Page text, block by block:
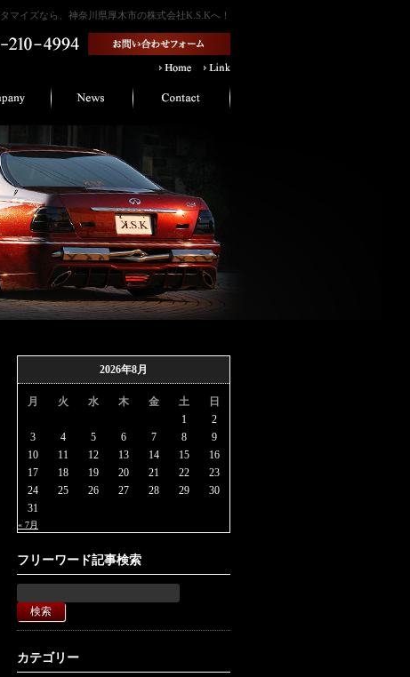
マイズなら、神奈川県厚木市の株式会社K.S.Kへ！
2026年8月
月 火 水 木 金 土
日
1
2
3
4 5 6 7 8
9
10
11 12 13 14 15
16
17
18 19 20 21 22
23
24
25 26 27 28 29
30
31
« 7月
フリーワード記事検索
カテゴリー